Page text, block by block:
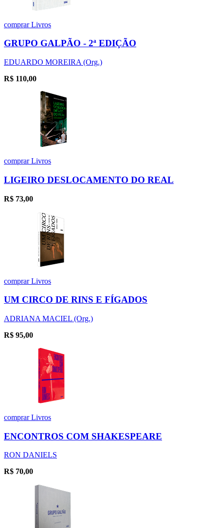
comprarLivros
GRUPO GALPÃO - 2ª EDIÇÃO
EDUARDO MOREIRA (Org.)
R$ 110,00
comprarLivros
LIGEIRO DESLOCAMENTO DO REAL
R$ 73,00
comprarLivros
UM CIRCO DE RINS E FÍGADOS
ADRIANA MACIEL (Org.)
R$ 95,00
comprarLivros
ENCONTROS COM SHAKESPEARE
RON DANIELS
R$ 70,00